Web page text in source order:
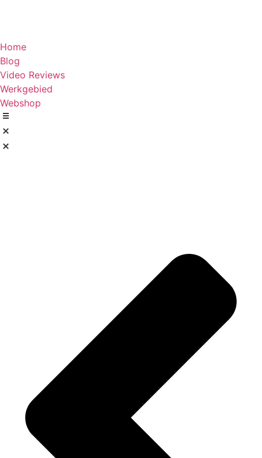
Home
Blog
Video Reviews
Werkgebied
Webshop